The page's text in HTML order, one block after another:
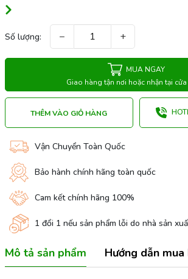
Số lượng: − +
MUA NGAY
Giao hàng tận nơi hoặc nhận tại
THÊM VÀO GIỎ HÀNG
Vận Chuyển Toàn Quốc
Bảo hành chính hãng toàn quốc
Cam kết chính hãng 100%
1 đổi 1 nếu sản phẩm lỗi do nhà sản
Mô tả sản phẩm Hướng dẫn mua